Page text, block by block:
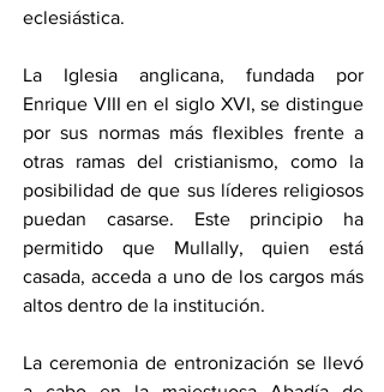
eclesiástica.
La Iglesia anglicana, fundada por
Enrique VIII en el siglo XVI, se distingue
por sus normas más flexibles frente a
otras ramas del cristianismo, como la
posibilidad de que sus líderes religiosos
puedan casarse. Este principio ha
permitido que Mullally, quien está
casada, acceda a uno de los cargos más
altos dentro de la institución.
La ceremonia de entronización se llevó